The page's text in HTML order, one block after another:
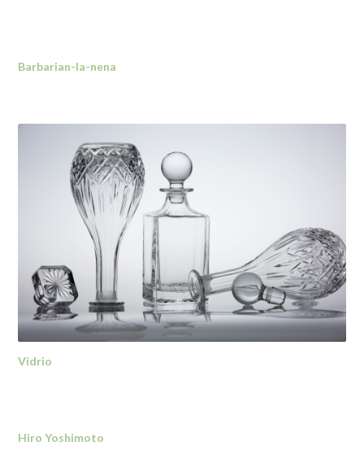
Barbarian-la-nena
Vidrio
Hiro Yoshimoto